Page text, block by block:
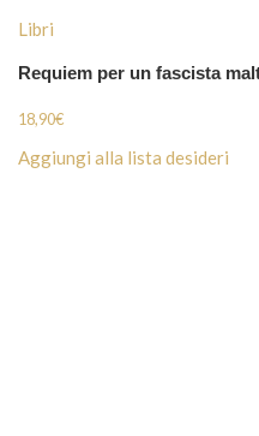
Libri
Requiem per un fascista
18,90€
Aggiungi alla lista desideri